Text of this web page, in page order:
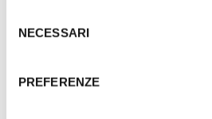
delNECESSARI
PREFERENZE
Documenti
Dimensione: